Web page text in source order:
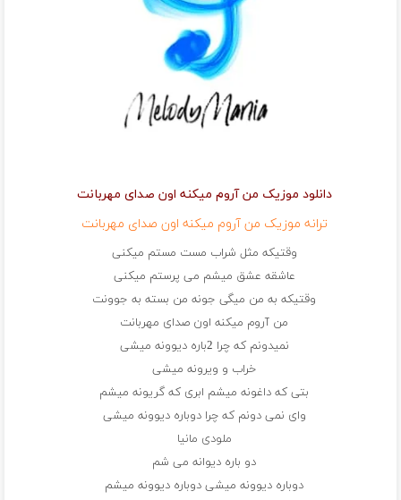
دانلود موزیک من آروم میکنه اون صدای مهربانت
ترانه موزیک من آروم میکنه اون صدای مهربانت
وقتیکه مثل شراب مست مستم میکنی
عاشقه عشق میشم می پرستم میکنی
وقتیکه به من میگی جونه من بسته به جوونت
من آروم میکنه اون صدای مهربانت
نمیدونم که چرا 2باره دیوونه میشی
خراب و ویرونه میشی
بتی که داغونه میشم ابری که گریونه میشم
وای نمی دونم که چرا دوباره دیوونه میشی
ملودی مانیا
دو باره دیوانه می شم
دوباره دیوونه میشی دوباره دیوونه میشم